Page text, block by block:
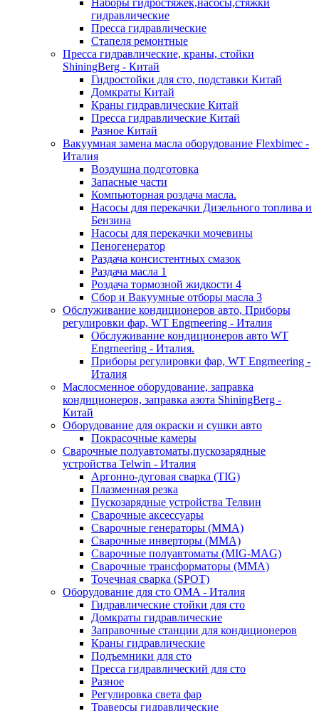
Наборы гидростяжек,насосы,стяжки
гидравлические
Пресса гидравлические
Стапеля ремонтные
Пресса гидравлические, краны, стойки
ShiningBerg - Китай
Гидростойки для сто, подставки Китай
Домкраты Китай
Краны гидравлические Китай
Пресса гидравлические Китай
Разное Китай
Вакуумная замена масла оборудование Flexbimeс -
Италия
Воздушна подготовка
Запасные части
Компьюторная роздача масла.
Насосы для перекачки Дизельного топлива и
Бензина
Насосы для перекачки мочевины
Пеногенератор
Раздача консистентных смазок
Раздача масла 1
Роздача тормозной жидкости 4
Сбор и Вакуумные отборы масла 3
Обслуживание кондиционеров авто, Приборы
регулировки фар, WT Engrneering - Италия
Обслуживание кондиционеров авто WT
Engrneering - Италия.
Приборы регулировки фар, WT Engrneering -
Италия
Маслосменное оборудование, заправка
кондиционеров, заправка азота ShiningBerg -
Китай
Оборудование для окраски и сушки авто
Покрасочные камеры
Сварочные полуавтоматы,пускозарядные
устройства Telwin - Италия
Аргонно-дуговая сварка (TIG)
Плазменная резка
Пускозарядные устройства Телвин
Сварочные аксессуары
Сварочные генераторы (MMA)
Сварочные инверторы (MMA)
Сварочные полуавтоматы (MIG-MAG)
Сварочные трансформаторы (MMA)
Точечная сварка (SPOT)
Оборудование для сто OMA - Италия
Гидравлические стойки для сто
Домкраты гидравлические
Заправочные станции для кондиционеров
Краны гидравлические
Подъемники для сто
Пресса гидравлический для сто
Разное
Регулировка света фар
Траверсы гидравлические